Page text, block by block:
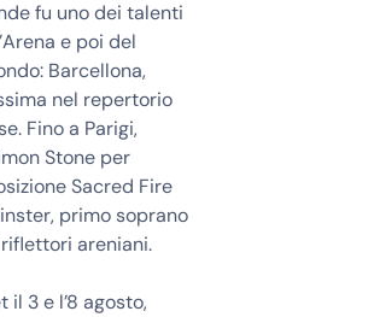
fu uno dei talenti
e poi del
Barcellona,
nel repertorio
Fino a Parigi,
Stone per
Sacred Fire
primo soprano
areniani.
3 e l’8 agosto,